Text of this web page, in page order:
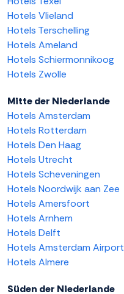
Hotels Vlieland
Hotels Terschelling
Hotels Ameland
Hotels Schiermonnikoog
Hotels Zwolle
Mitte der Niederlande
Hotels Amsterdam
Hotels Rotterdam
Hotels Den Haag
Hotels Utrecht
Hotels Scheveningen
Hotels Noordwijk aan Zee
Hotels Amersfoort
Hotels Arnhem
Hotels Delft
Hotels Amsterdam Airport
Hotels Almere
Süden der Niederlande